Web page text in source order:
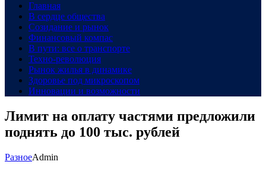
Главная
В сердце общества
Созидание и рынок
Финансовый компас
В пути: все о транспорте
Техно-революция
Рынок жилья в динамике
Здоровье под микроскопом
Инновации и возможности
Лимит на оплату частями предложили
поднять до 100 тыс. рублей
РазноеAdmin